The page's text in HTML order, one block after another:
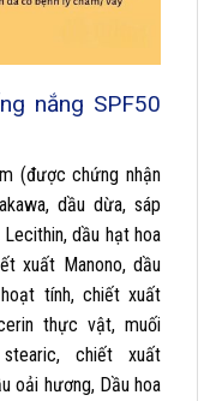
nắng SPF50
(được chứng nhận
dầu dừa, sáp
dầu hạt hoa
xuất Manono, dầu
tính, chiết xuất
thực vật, muối
chiết xuất
oải hương, Dầu hoa